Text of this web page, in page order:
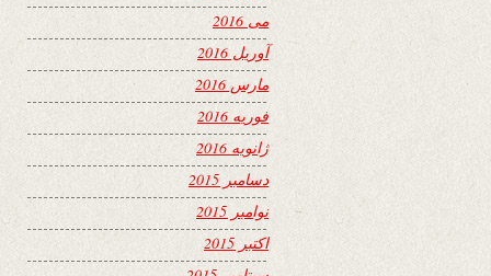
می 2016
آوریل 2016
مارس 2016
فوریه 2016
ژانویه 2016
دسامبر 2015
نوامبر 2015
اکتبر 2015